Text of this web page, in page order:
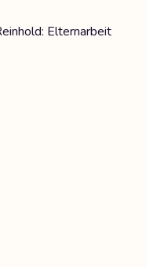
Elternarbeit